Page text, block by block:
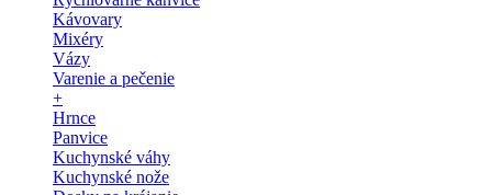
Kávovary
Mixéry
Vázy
Varenie a pečenie
+
Hrnce
Panvice
Kuchynské váhy
Kuchynské nože